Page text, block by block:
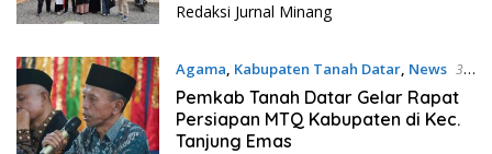
Redaksi Jurnal Minang
Agama, Kabupaten Tanah Datar, News 3
Juni 2022
Pemkab Tanah Datar Gelar Rapat
Persiapan MTQ Kabupaten di Kec.
Tanjung Emas